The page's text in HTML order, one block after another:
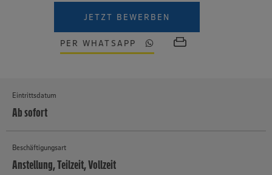
JETZT BEWERBEN
PER WHATSAPP
Eintrittsdatum
Ab sofort
Beschäftigungsart
Anstellung, Teilzeit, Vollzeit